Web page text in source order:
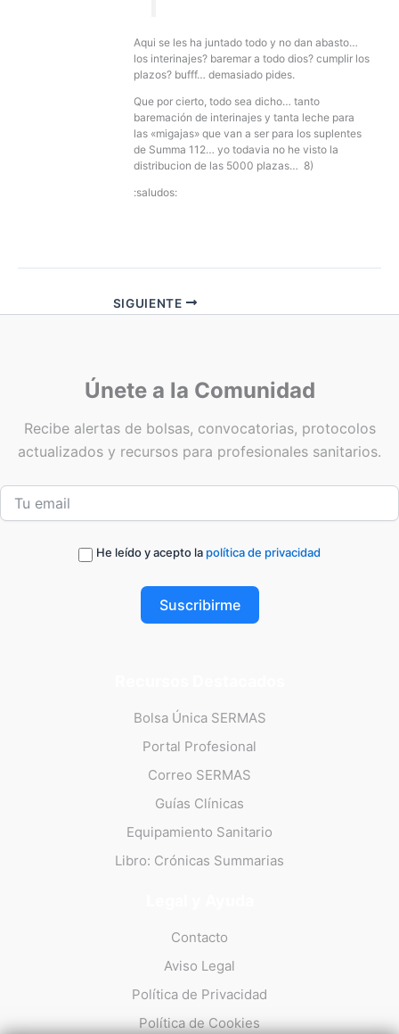
Aqui se les ha juntado todo y no dan abasto…
los interinajes? baremar a todo dios? cumplir los
plazos? bufff… demasiado pides.
Que por cierto, todo sea dicho… tanto
baremación de interinajes y tanta leche para
las «migajas» que van a ser para los suplentes
de Summa 112… yo todavia no he visto la
distribucion de las 5000 plazas… 8)
:saludos:
SIGUIENTE
Únete a la Comunidad
Recibe alertas de bolsas, convocatorias, protocolos
actualizados y recursos para profesionales sanitarios.
He leído y acepto la política de privacidad
Suscribirme
Bolsa Única SERMAS
Portal Profesional
Correo SERMAS
Guías Clínicas
Equipamiento Sanitario
Libro: Crónicas Summarias
Contacto
Aviso Legal
Política de Privacidad
Política de Cookies